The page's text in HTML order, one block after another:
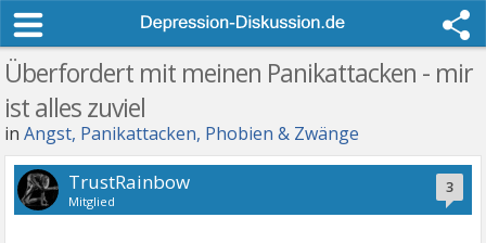
Überfordert mit meinen Panikattacken - mir
ist alles zuviel
inAngst, Panikattacken, Phobien & Zwänge
3
TrustRainbow
Mitglied